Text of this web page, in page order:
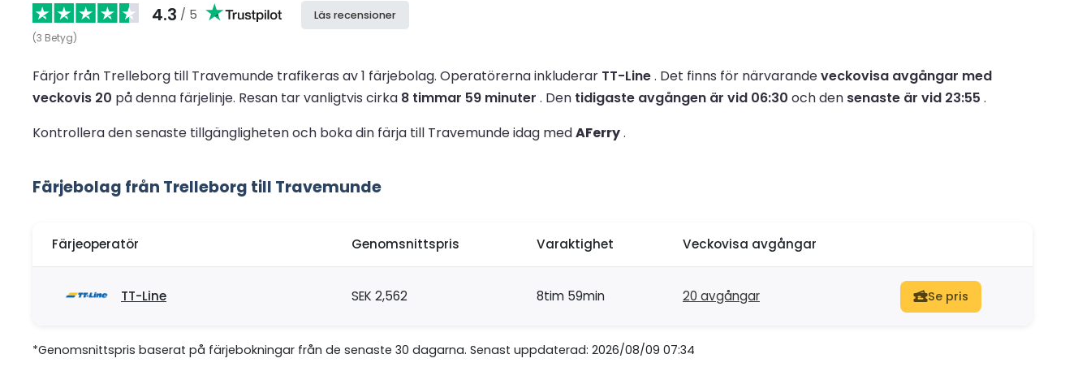
4.3 / 5
(3 Betyg)
Läs recensioner
Färjor från Trelleborg till Travemunde trafikeras av 1 färjebolag. Operatörerna inkluderar TT-Line. Det finns för närvarandeveckovisa avgångar med
veckovis 20 på denna färjelinje. Resan tar vanligtvis cirka 8 timmar 59 minuter . Den tidigaste avgången är vid 06:30 och den senaste är vid 23:55 .
Kontrollera den senaste tillgängligheten och boka din färja till Travemunde idag medAFerry.
Färjebolag från Trelleborg till Travemunde
Färjeoperatör Genomsnittspris Varaktighet Veckovisa avgångar
TT-Line SEK 2,562 8tim 59min 20 avgångar Se pris
*Genomsnittspris baserat på färjebokningar från de senaste 30 dagarna. Senast uppdaterad: 2026/08/09 07:34